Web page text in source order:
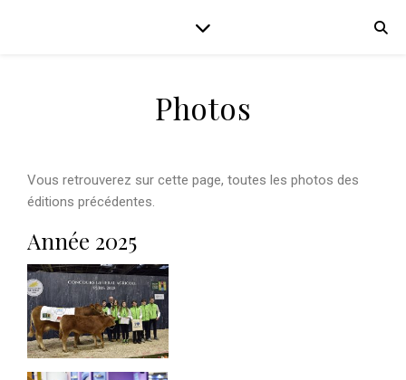
Photos
Vous retrouverez sur cette page, toutes les photos des
éditions précédentes.
Année 2025